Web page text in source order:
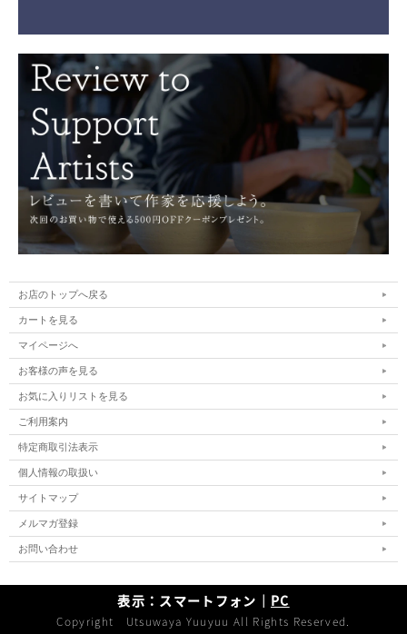
お店のトップへ戻る
カートを見る
マイページへ
お客様の声を見る
お気に入りリストを見る
ご利用案内
特定商取引法表示
個人情報の取扱い
サイトマップ
メルマガ登録
お問い合わせ
表示：スマートフォン｜ PC
Copyright Utsuwaya Yuuyuu All Rights Reserved.